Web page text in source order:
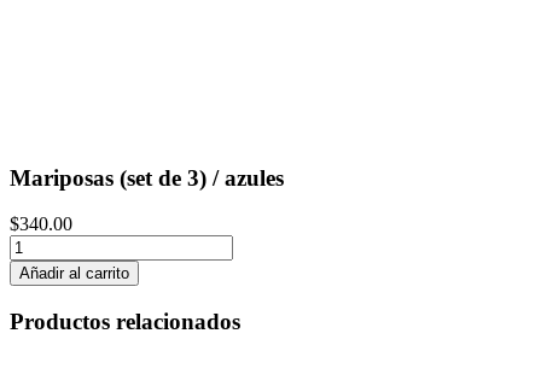
Mariposas (set de 3) / azules
$340.00
Mariposas
(set
de
3)
/
Añadir al carrito
Productos relacionados